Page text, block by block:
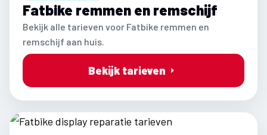
Fatbike remmen en remschijf
Bekijk alle tarieven voor Fatbike remmen en
remschijf aan huis.
Bekijk tarieven